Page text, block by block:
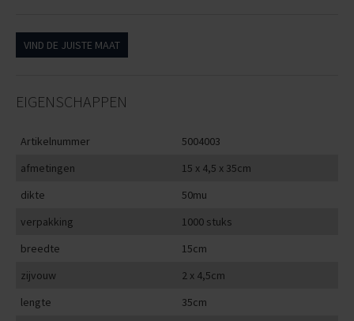
VIND DE JUISTE MAAT
EIGENSCHAPPEN
Artikelnummer
5004003
afmetingen
15 x 4,5 x 35cm
dikte
50mu
verpakking
1000 stuks
breedte
15cm
zijvouw
2 x 4,5cm
lengte
35cm